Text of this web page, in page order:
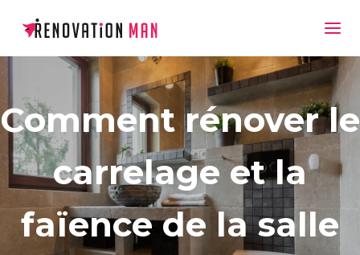
Comment rénover le
carrelage et la
faïence de la salle